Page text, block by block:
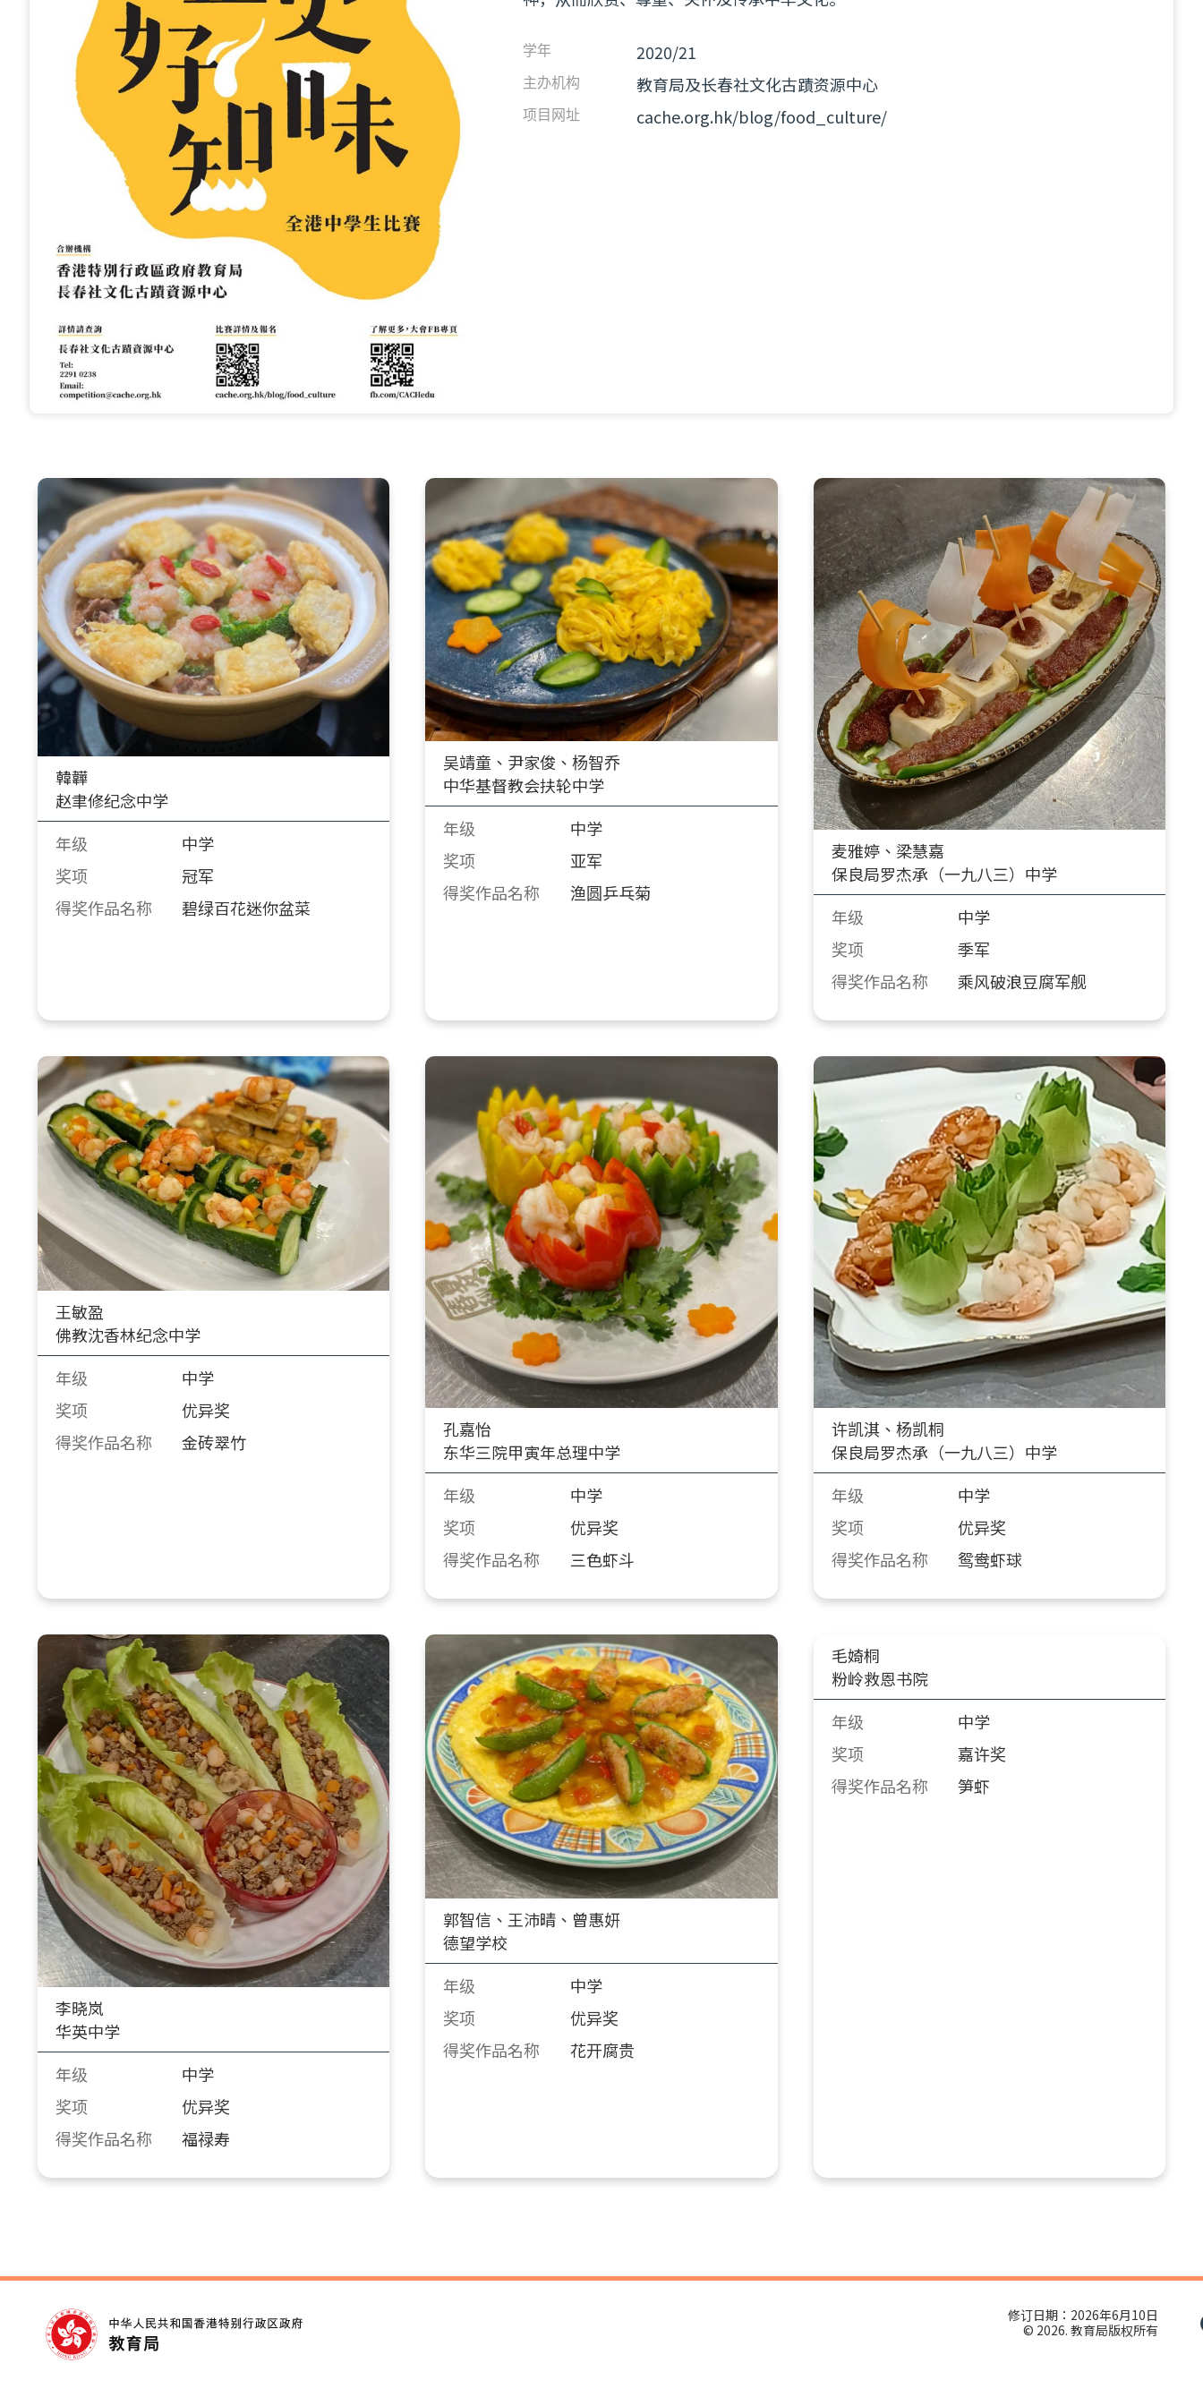
学年 2020/21
主办机构 教育局及长春社文化古蹟资源中心
项目网址 cache.org.hk/blog/food_culture/
韓韡
赵聿修纪念中学
年级
中学
奖项
冠军
得奖作品名称
碧绿百花迷你盆菜
吴靖童、尹家俊、杨智乔
中华基督教会扶轮中学
年级
中学
奖项
亚军
得奖作品名称
渔圆乒乓菊
麦雅婷、梁慧嘉
保良局罗杰承（一九八三）中学
年级
中学
奖项
季军
得奖作品名称
乘风破浪豆腐军舰
王敏盈
佛教沈香林纪念中学
年级
中学
奖项
优异奖
得奖作品名称
金砖翠竹
孔嘉怡
东华三院甲寅年总理中学
年级
中学
奖项
优异奖
得奖作品名称
三色虾斗
许凯淇、杨凯桐
保良局罗杰承（一九八三）中学
年级
中学
奖项
优异奖
得奖作品名称
鸳鸯虾球
李晓岚
华英中学
年级
中学
奖项
优异奖
得奖作品名称
福禄寿
郭智信、王沛晴、曾惠妍
德望学校
年级
中学
奖项
优异奖
得奖作品名称
花开腐贵
毛婍桐
粉岭救恩书院
年级
中学
奖项
嘉许奖
得奖作品名称
笋虾
修订日期：2026年6月10日
© 2026. 教育局版权所有